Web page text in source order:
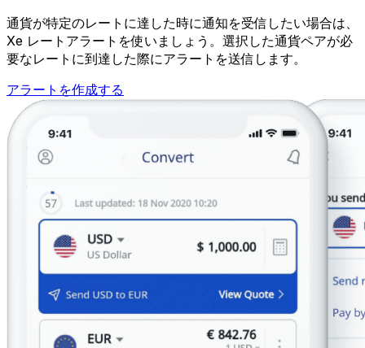
通貨が特定のレートに達した時に通知を受信したい場合は、
Xe レートアラートを使いましょう。選択した通貨ペアが必
要なレートに到達した際にアラートを送信します。
アラートを作成する